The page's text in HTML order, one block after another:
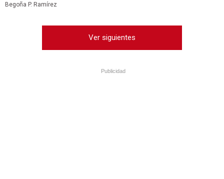
Begoña P. Ramírez
Ver siguientes
Publicidad